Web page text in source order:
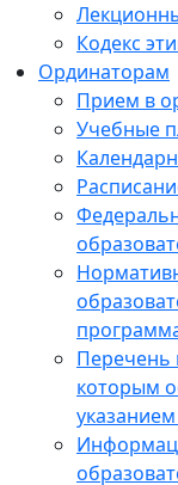
Кодекс
Ординаторам
Прием в
Учебные
Перечень
которым